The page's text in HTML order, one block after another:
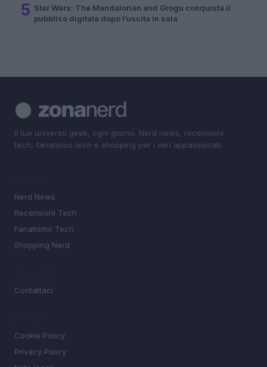
5 Star Wars: The Mandalorian and Grogu conquista il
pubblico digitale dopo l’uscita in sala
Il tuo universo geek, ogni giorno. Nerd news, recensioni
tech, fanatismo tech e shopping per i veri appassionati.
Nerd News
Recensioni Tech
Fanatismo Tech
Shopping Nerd
Contattaci
Cookie Policy
Privacy Policy